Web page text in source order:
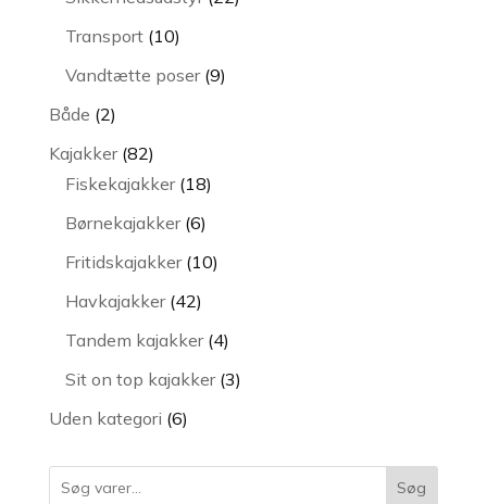
Transport 1010
varer
Vandtætte poser 99
Både 22
varer
Kajakker 8282
varer
Fiskekajakker 1818
Børnekajakker 66
varer
Fritidskajakker 1010
Havkajakker 4242
varer
Tandem kajakker 44
varer
Sit on top kajakker 33
Uden kategori 66
Søg